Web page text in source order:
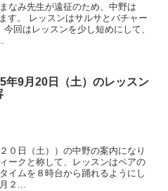
なみ先生が遠征のため、中野は
す。 レッスンはサルサとバチャー
回はレッスンを少し短めにして、
年9月20日（土）のレッスン
０日（土））の中野の案内になり
ークと称して、レッスンはペアの
イムを８時台から踊れるようにし
２...